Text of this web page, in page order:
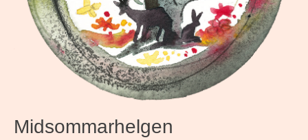
Midsommarhelgen